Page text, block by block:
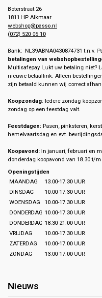
Boterstraat 26
1811 HP Alkmaar
webshop@passo.nl
(072) 520 05 10
Bank: NL39ABNA0430874731 t.n.v.
betalingen van
Multisafepay. Lukt uw betaling niet?
nieuwe betaallink. Alleen
zijn betaald kunnen wij correct
Koopzondag: Iedere zondag
zondag op een feestdag valt.
Feestdagen: Pasen, pinksteren,
hemelvaartsdag en evt.
Koopavond: In januari, februari en
donderdag koopavond van 18.30 t/m
Openingstijden
MAANDAG
13.00-17.30 UUR
DINSDAG
10.00-17.30 UUR
WOENSDAG
10.00-17.30 UUR
DONDERDAG 10.00-17.30 UUR
DONDERDAG 18.30-21.00 UUR
VRIJDAG
10.00-17.30 UUR
ZATERDAG
10.00-17.00 UUR
ZONDAG
13.00-17.00 UUR
Nieuws